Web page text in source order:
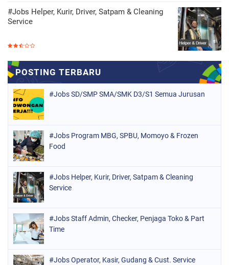
#Jobs Helper, Kurir, Driver, Satpam & Cleaning
Service
#Jobs SD/SMP SMA/SMK D3/S1 Semua Jurusan
#Jobs Program MBG, SPBU, Momoyo & Frozen
Food
#Jobs Helper, Kurir, Driver, Satpam & Cleaning
Service
#Jobs Staff Admin, Checker, Penjaga Toko & Part
Time
#Jobs Operator, Kasir, Gudang & Cust. Service